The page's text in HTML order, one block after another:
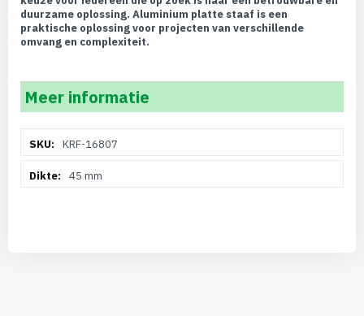
duurzame oplossing. Aluminium platte staaf is een
praktische oplossing voor projecten van verschillende
omvang en complexiteit.
Meer informatie
informatieKRF-16807
45 mm